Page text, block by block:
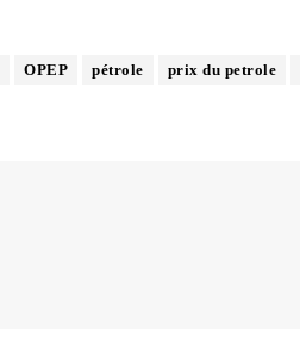
OPEP pétrole prix du petrole